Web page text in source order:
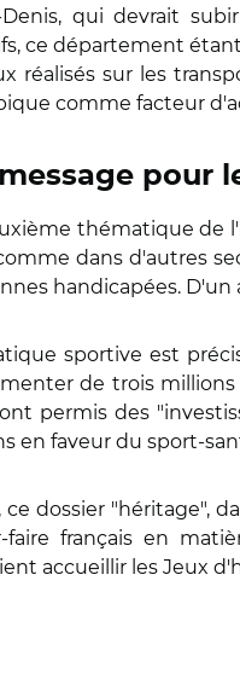
sur Facebook
sur Linkedin
sur Twitter
sur Courriel
Denis, qui devrait
ce département
réalisés sur les
comme facteur
pour
thématique de
dans d'autres
handicapées.
sportive est
de trois
permis des
en faveur du sport-
ce dossier "héritage",
faire français en
accueillir les Jeux